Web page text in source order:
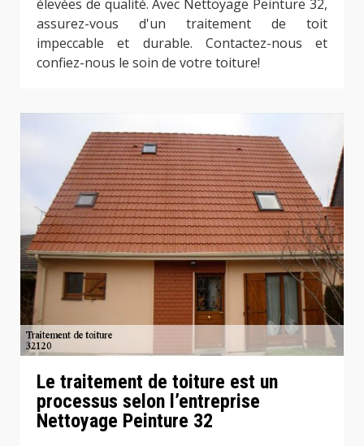
élevées de qualité. Avec Nettoyage Peinture 32,
assurez-vous d'un traitement de toit
impeccable et durable. Contactez-nous et
confiez-nous le soin de votre toiture!
Le traitement de toiture est un
processus selon l’entreprise
Nettoyage Peinture 32